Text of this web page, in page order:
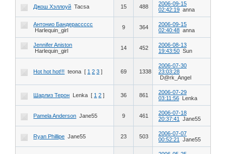
Джош Хэллоуй Tacsa 15 488
2006-09-15
02:42:19 anna
Антонио Бандерассссс
Harlequin_girl
9 364
2006-09-15
02:40:48 anna
Jennifer Aniston
Harlequin_girl
14 452
2006-08-13
19:43:50 Sun
Hot hot hot!!! teona [ 1 2 3 ] 69 1338
2006-07-30
23:03:28
D@rk_Angel
Шарлиз Терон Lenka [ 1 2 ] 36 861
2006-07-29
03:11:56
Lenka
Pamela Anderson Jane55 9 461
2006-07-18
20:37:41
Jane55
Ryan Phillipe Jane55 23 503
2006-07-07
00:52:21
Jane55